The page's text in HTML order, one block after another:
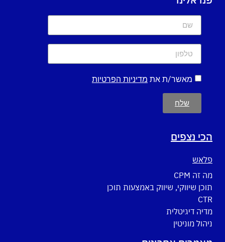
מאשר/ת את מדיניות הפרטיות
שלח
הכי נצפים
פלאש
מה זה CPM
תוכן שיווקי, שיווק באמצעות תוכן
CTR
מדיה דיגיטלית
ניהול מוניטין